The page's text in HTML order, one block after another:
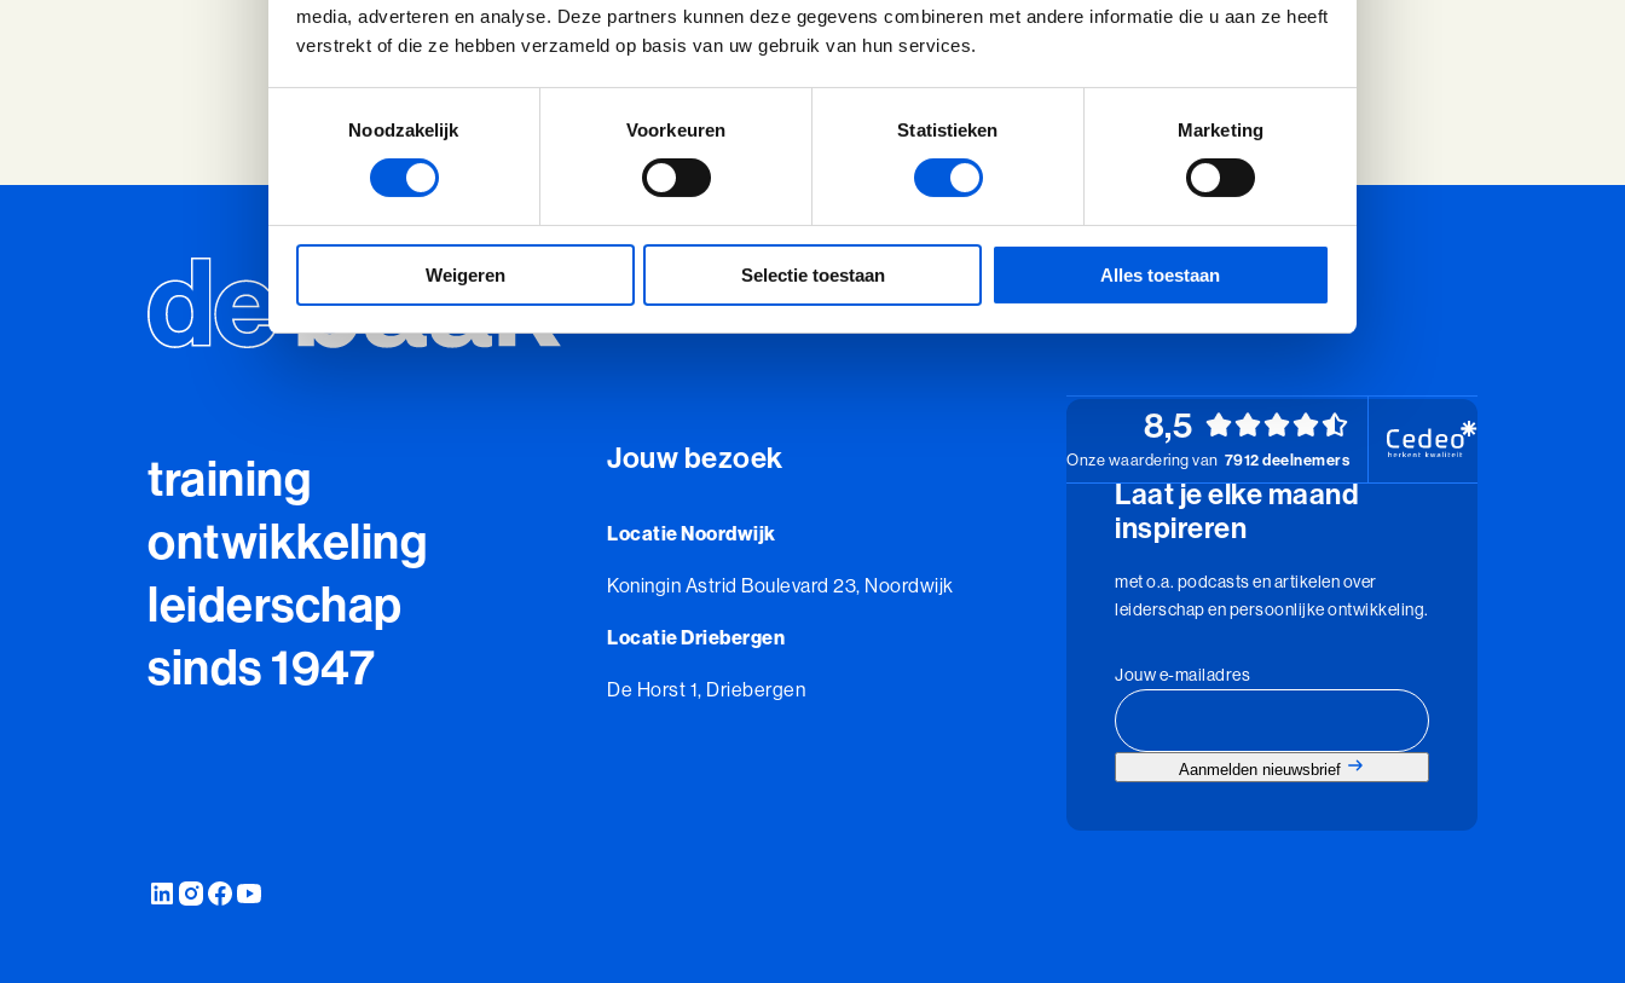
media, adverteren en analyse. Deze partners kunnen deze gegevens combineren met andere informatie die u aan ze heeft
verstrekt of die ze hebben verzameld op basis van uw gebruik van hun services.
Noodzakelijk
Voorkeuren Statistieken Marketing
Weigeren Selectie toestaan Alles toestaan
Luister op Spotify Bekijk op YouTube
8,5
Onze waardering van 7912 deelnemers
Laat je elke maand
inspireren
met o.a. podcasts en artikelen over
leiderschap en persoonlijke ontwikkeling.
Jouw e-mailadres
Aanmelden nieuwsbrief
Jouw bezoek
Locatie Noordwijk
Koningin Astrid Boulevard 23, Noordwijk
Locatie Driebergen
De Horst 1, Driebergen
training
ontwikkeling
leiderschap
sinds 1947